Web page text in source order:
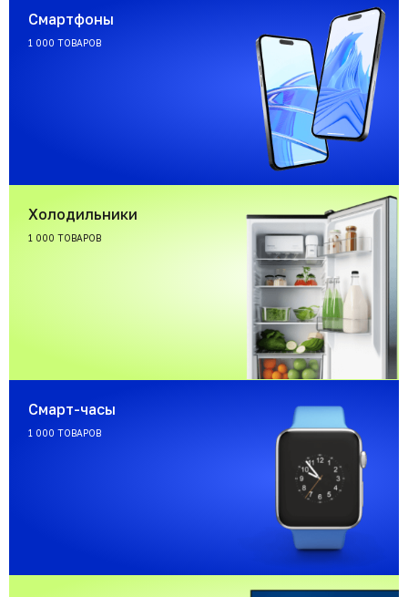
Смартфоны
1 000 ТОВАРОВ
Холодильники
1 000 ТОВАРОВ
Смарт-часы
1 000 ТОВАРОВ